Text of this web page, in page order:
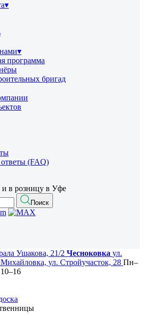
▾
▾
программа
бригад
(FAQ)
в розницу в Уфе
Поиск
Ушакова, 21/2 Чесноковка ул.
ул. Стройучасток, 28 Пн–